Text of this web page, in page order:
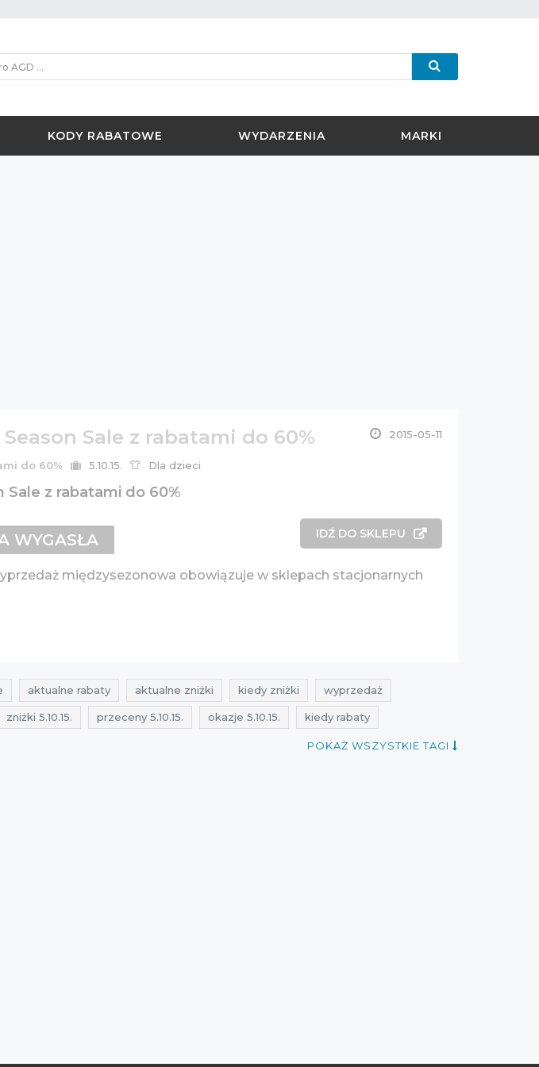
KODY RABATOWE WYDARZENIA MARKI
Sale z rabatami do 60% 2015-05-11
do 60% 5.10.15. Dla dzieci
Sale z rabatami do 60%
IDŹ DO SKLEPU
międzysezonowa obowiązuje w sklepach stacjonarnych
WYGASŁA
aktualne rabaty aktualne zniżki kiedy zniżki wyprzedaż
zniżki 5.10.15. przeceny 5.10.15. okazje 5.10.15. kiedy rabaty
mid season sale cała polska
POKAŻ WSZYSTKIE TAGI